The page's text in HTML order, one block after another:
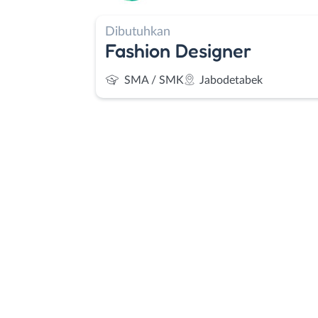
Dibutuhkan
Fashion Designer
SMA / SMK Jabodetabek